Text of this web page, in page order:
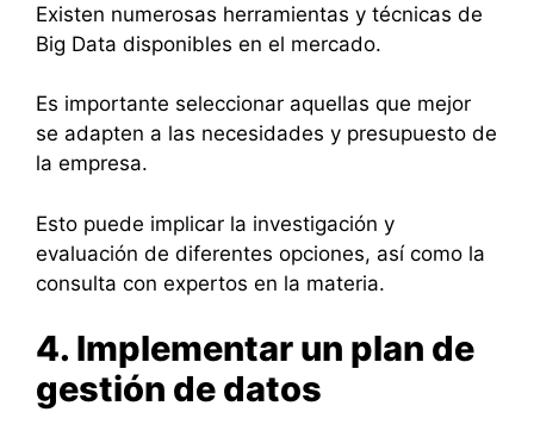
Existen numerosas herramientas y técnicas de
Big Data disponibles en el mercado.
Es importante seleccionar aquellas que mejor
se adapten a las necesidades y presupuesto de
la empresa.
Esto puede implicar la investigación y
evaluación de diferentes opciones, así como la
consulta con expertos en la materia.
4. Implementar un plan de
gestión de datos